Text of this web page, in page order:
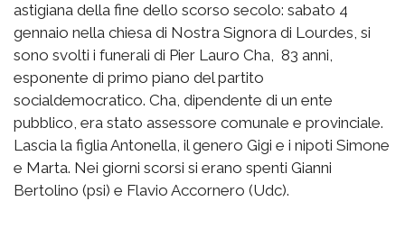
astigiana della fine dello scorso secolo: sabato 4
gennaio nella chiesa di Nostra Signora di Lourdes, si
sono svolti i funerali di Pier Lauro Cha, 83 anni,
esponente di primo piano del partito
socialdemocratico. Cha, dipendente di un ente
pubblico, era stato assessore comunale e provinciale.
Lascia la figlia Antonella, il genero Gigi e i nipoti Simone
e Marta. Nei giorni scorsi si erano spenti Gianni
Bertolino (psi) e Flavio Accornero (Udc).